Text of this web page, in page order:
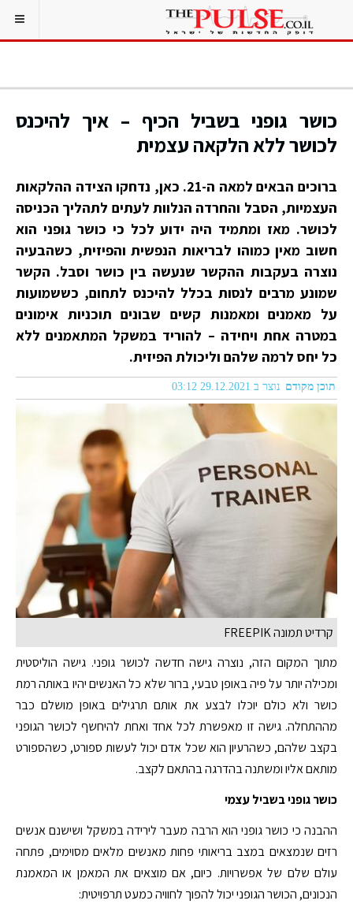
כושר גופני בשביל הכיף – איך להיכנס
לכושר ללא הלקאה עצמית
ברוכים הבאים למאה ה-21. כאן, נדחקו הצידה ההלקאות
העצמיות, הסבל והחרדה הנלוות לעתים לתהליך הכניסה
לכושר. מאז ומתמיד היה ידוע לכל כי כושר גופני הוא
חשוב מאין כמוהו לבריאות הנפשית והפיזית, כשהבעיה
נוצרה בעקבות ההקשר שנעשה בין כושר וסבל. הקשר
שמונע מרבים לנסות בכלל להיכנס לתחום, כששמועות
על מאמנים ומאמנות קשים שבונים תוכניות אימונים
במטרה אחת ויחידה – להוריד במשקל המתאמנים ללא
כל יחס לרמה שלהם וליכולת הפיזית.
תוכן מקודם נוצר ב 29.12.2021 03:12
קרדיט תמונה FREEPIK
מתוך המקום הזה, נוצרה גישה חדשה לכושר גופני. גישה הוליסטית
ומכילה יותר על פיה באופן טבעי, ברור שלא כל האנשים יהיו באותה רמת
כושר ולא כולם יוכלו לבצע את אותם תרגילים באופן מושלם כבר
מההתחלה. גישה זו מאפשרת לכל אחד ואחת להיחשף לכושר הגופני
בקצב שלהם, כשהרעיון הוא שכל אדם יכול לעשות ספורט, כשהספורט
מותאם אליו ומשתנה בהדרגה בהתאם לקצב.
כושר גופני בשביל עצמי
ההבנה כי כושר גופני הוא הרבה מעבר לירידה במשקל ושישנם אנשים
רזים שנמצאים במצב בריאותי פחות מאנשים מלאים מסוימים, פתחה
עולם שלם של אפשרויות. כיום, אם מוצאים את המאמן או המאמנת
הנכונים, הכושר הגופני יכול להפוך לחוויה כמעט תרפויטית: